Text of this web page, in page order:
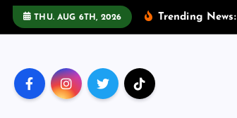
THU. AUG 6TH, 2026 Trending News: